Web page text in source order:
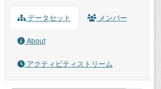
データセット メンバー
About
アクティビティストリーム